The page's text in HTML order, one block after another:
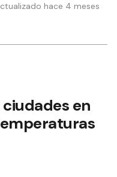
hace 4 meses
en